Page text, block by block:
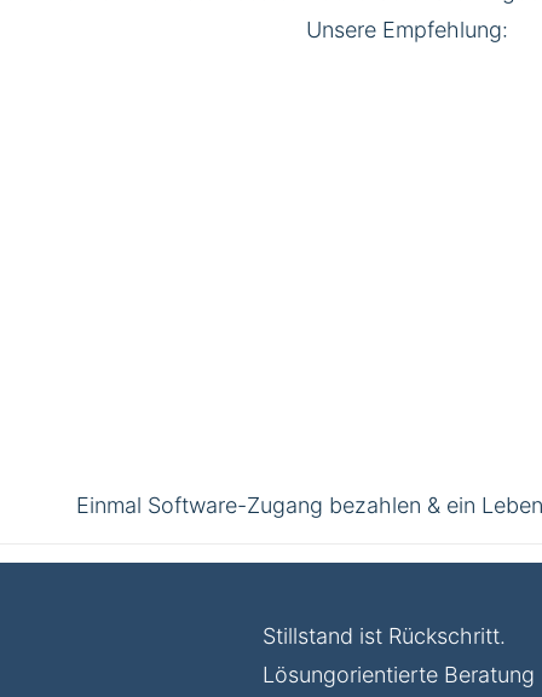
Unsere Empfehlung:
Einmal Software-Zugang bezahlen & ein
Stillstand ist Rückschritt.
Lösungorientierte Beratung